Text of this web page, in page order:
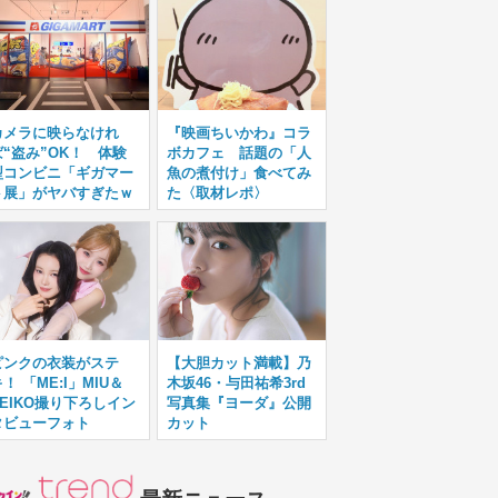
メラに映らなけれ
“盗み”OK！ 体験
コンビニ「ギガマー
展」がヤバすぎたｗ
『映画ちいかわ』コラ
ボカフェ 話題の「人
魚の煮付け」食べてみ
た〈取材レポ〉
ンクの衣装がステ
！ 「ME:I」MIU＆
撮り下ろしイン
ビューフォト
【大胆カット満載】乃
木坂46・与田祐希3rd
写真集『ヨーダ』公開
カット